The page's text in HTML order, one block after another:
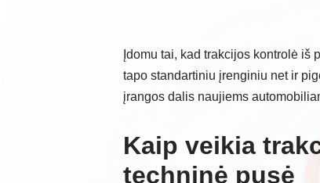
Įdomu tai, kad trakcijos kontrolė
tapo standartiniu įrenginiu net ir
įrangos dalis naujiems
Kaip veikia
techninė pusė